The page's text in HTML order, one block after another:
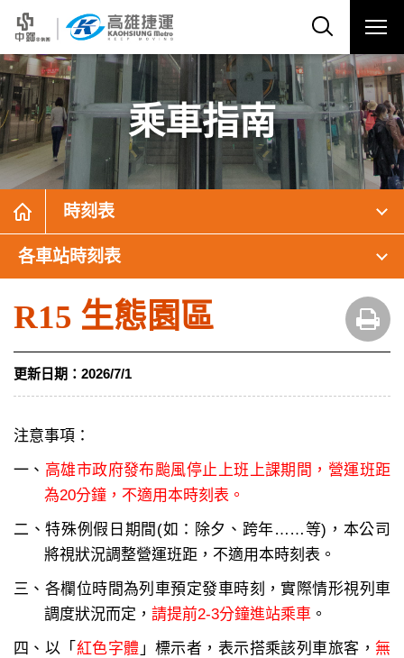
乘車指南
時刻表
各車站時刻表
R15 生態園區
更新日期： 2026/7/1
注意事項：
一、 高雄市政府發布颱風停止上班上課期間，營運班距
為20分鐘，不適用本時刻表。
二、特殊例假日期間(如：除夕、跨年……等)，本公司
將視狀況調整營運班距，不適用本時刻表。
三、各欄位時間為列車預定發車時刻，實際情形視列車
調度狀況而定， 請提前2-3分鐘進站乘車 。
四、以「 紅色字體 」標示者，表示搭乘該列車旅客，無